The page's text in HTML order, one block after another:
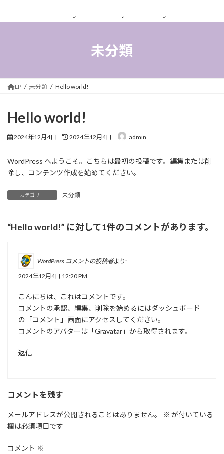
ン
テ
ビ
ゲ
未分類
LP 未分類 Hello world!
Hello world!
2024年12月4日
最
新
日
2024年12月4日 admin
WordPress へようこそ。こちらは最初の投稿です。編集または削
除し、コンテンツ作成を始めてください。
カテゴリー 未分類
“Hello world!” に対して1件のコメントがあります。
WordPress コメントの投稿者より:
2024年12月4日 12:20 PM
こんにちは、これはコメントです。
コメントの承認、編集、削除を始めるにはダッシュボード
の「コメント」画面にアクセスしてください。
コメントのアバターは「Gravatar 」から取得されます。
返信
コメントを残す
メールアドレスが公開されることはありません。 ※ が付いている
欄は必須項目です
コメント ※